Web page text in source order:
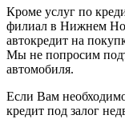
Кроме услуг по
филиал в Нижнем
автокредит на
Мы не попросим
автомобиля.
Если Вам
кредит под залог